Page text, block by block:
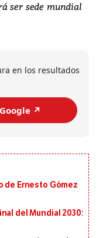
ser sede mundial
en los resultados
↗️
de Ernesto Gómez
del Mundial 2030: